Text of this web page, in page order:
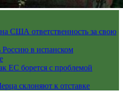
США ответственность за свою
в испанском
ЕС борется с проблемой
склоняют к отставке